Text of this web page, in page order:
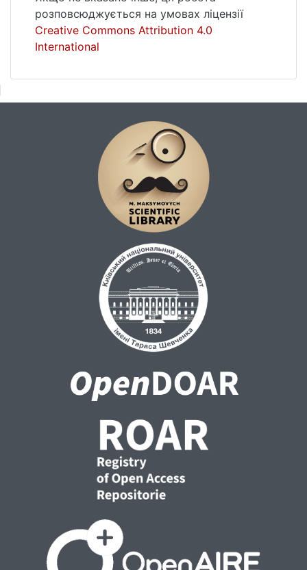
розповсюджується на умовах ліцензії
Creative Commons Attribution 4.0
International